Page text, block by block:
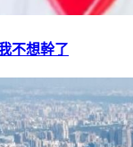
不想幹了